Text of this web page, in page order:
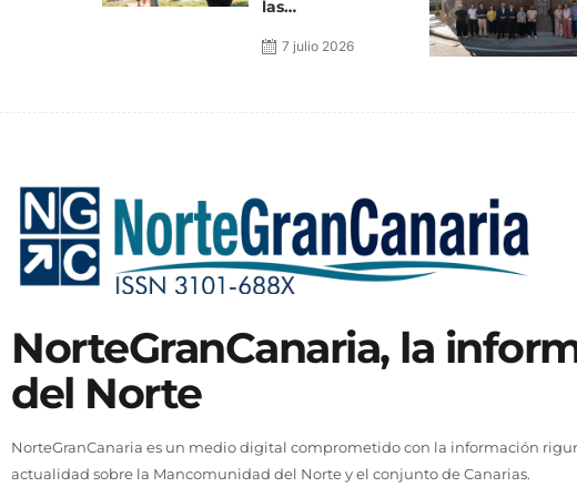
las
Canarias
7 julio 2026
NorteGranCanaria, la
del Norte
NorteGranCanaria es un medio digital comprometido con la información
actualidad sobre la Mancomunidad del Norte y el conjunto de Canarias.